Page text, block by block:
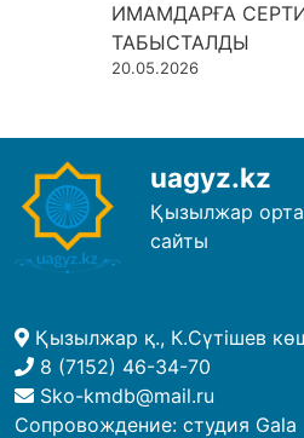
ИМАМДАРҒА
ТАБЫСТАЛДЫ
20.05.2026
uagyz.kz
Қызылжар
сайты
Қызылжар қ., К.Сүтішев
8 (7152) 46-34-70
Sko-kmdb@mail.ru
Сопровождение: студия Gala